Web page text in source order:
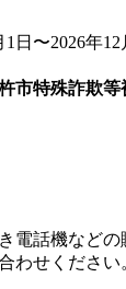
日〜2026年12
市特殊詐欺
電話機などの
わせください